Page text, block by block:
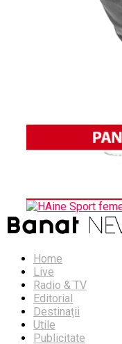
Home
Live
Radio & TV
Editorial
Destinații
Utile
Publicitate